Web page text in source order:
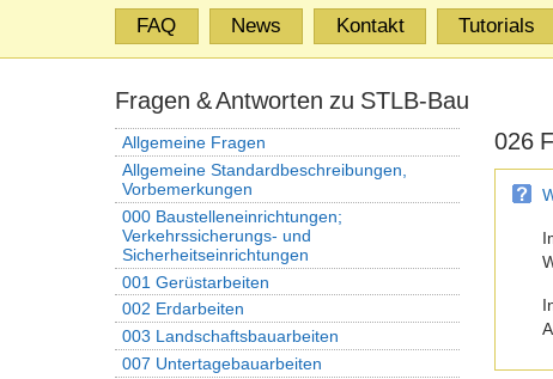
FAQ News Kontakt Tutorials
Fragen & Antworten zu STLB-Bau
Allgemeine Fragen
Allgemeine Standardbeschreibungen,
Vorbemerkungen
000 Baustelleneinrichtungen;
Verkehrssicherungs- und
Sicherheitseinrichtungen
001 Gerüstarbeiten
002 Erdarbeiten
003 Landschaftsbauarbeiten
007 Untertagebauarbeiten
026